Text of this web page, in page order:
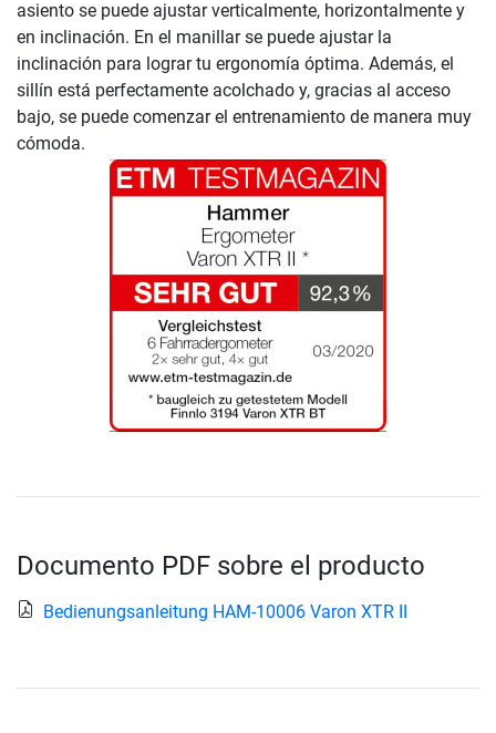
asiento se puede ajustar verticalmente, horizontalmente y
en inclinación. En el manillar se puede ajustar la
inclinación para lograr tu ergonomía óptima. Además, el
sillín está perfectamente acolchado y, gracias al acceso
bajo, se puede comenzar el entrenamiento de manera muy
cómoda.
Documento PDF sobre el producto
Bedienungsanleitung HAM-10006 Varon XTR II